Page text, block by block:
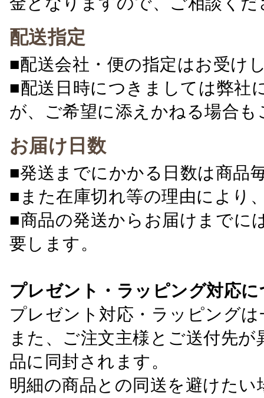
配送指定
■配送会社・便の指定はお受け
■配送日時につきましては弊社
が、ご希望に添えかねる場合
お届け日数
■発送までにかかる日数は商品
■また在庫切れ等の理由により
■商品の発送からお届けまでに
要します。
プレゼント・ラッピング対応
プレゼント対応・ラッピング
また、ご注文主様とご送付先
品に同封されます。
明細の商品との同送を避けた